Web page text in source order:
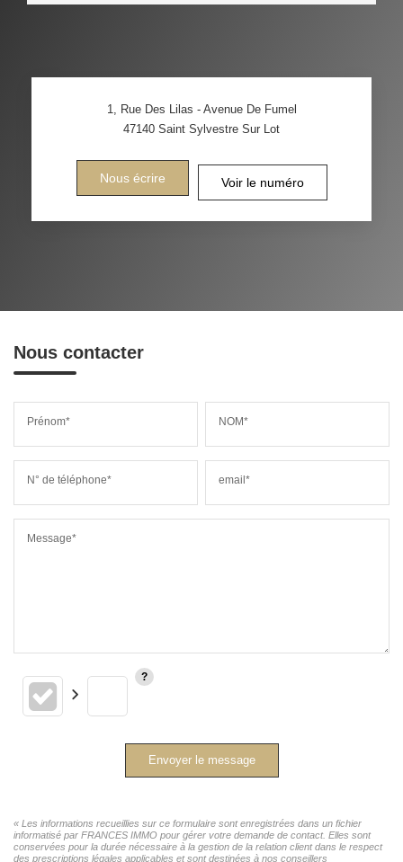
1, Rue Des Lilas - Avenue De Fumel
47140 Saint Sylvestre Sur Lot
Nous écrire Voir le numéro
Nous contacter
Prénom* NOM*
N° de téléphone* email*
Message*
Envoyer le message
« Les informations recueillies sur ce formulaire sont enregistrées dans un fichier
informatisé par FRANCES IMMO pour gérer votre demande de contact. Elles sont
conservées pour la durée nécessaire à la gestion de la relation client dans le respect
des prescriptions légales applicables et sont destinées à nos conseillers